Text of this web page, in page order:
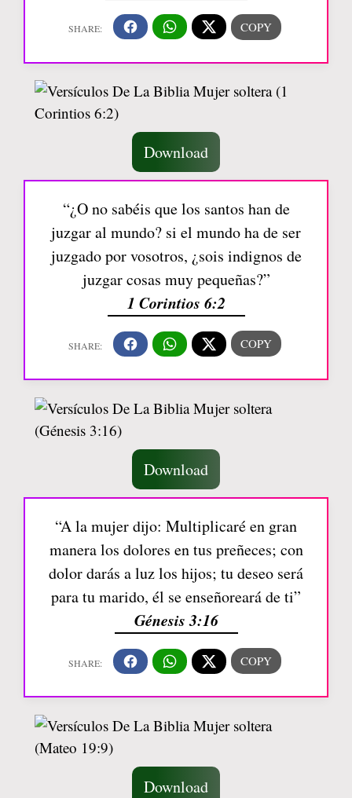
Download
“¿O no sabéis que los santos han de
juzgar al mundo? si el mundo ha de ser
juzgado por vosotros, ¿sois indignos de
juzgar cosas muy pequeñas?”
1 Corintios 6:2
Download
“A la mujer dijo: Multiplicaré en gran
manera los dolores en tus preñeces; con
dolor darás a luz los hijos; tu deseo será
para tu marido, él se enseñoreará de ti”
Génesis 3:16
Download